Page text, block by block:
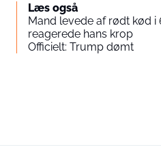
Læs også
Mand levede af rødt kød i
reagerede hans krop
Officielt: Trump dømt